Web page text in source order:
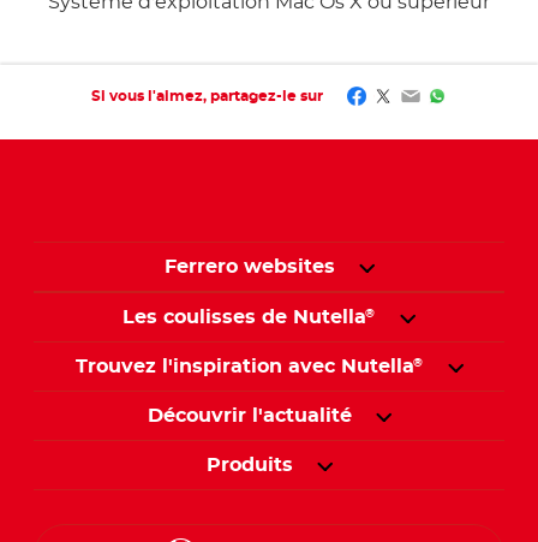
Si vous l'aimez, partagez-le sur Facebook
Twitter
EmailWhatsApp
Ferrero websites
Les coulisses de Nutella®
Trouvez l'inspiration avec Nutella®
Découvrir l'actualité
Produits